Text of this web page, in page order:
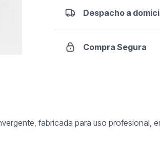
Despacho a
Compra Segura
fabricada para uso profesional,